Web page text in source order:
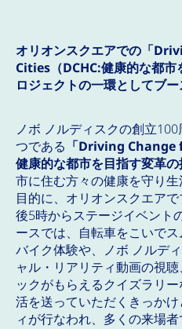
オリオンスクエアでの「
Cities（DCHC:健康的な都
ロジェクトの一環としてブ
ノボ ノルディスクの創立
つである 「Driving
健康的な都市を目指す変革の
市に住む方々の健康を守り
目的に、オリオンスクエア
後5時からステージイベント
ースでは、自転車をこいで
バイク体験や、ノボ ノルデ
ャル・リアリティ動画の視
ックがもらえるクイズラリ
活を送っていただくきっか
ィが行なわれ、多くの来場者